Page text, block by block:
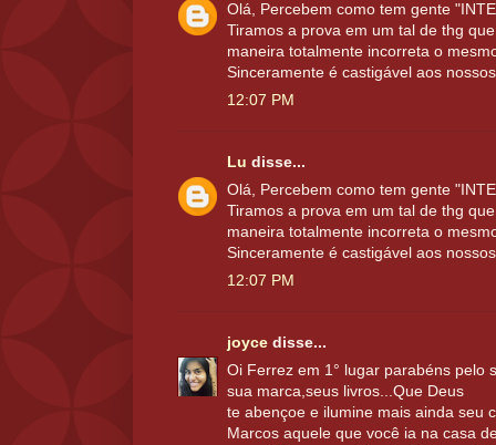
Olá, Percebem como tem gente
Tiramos a prova em um tal de thg
maneira totalmente incorreta o
Sinceramente é castigável aos
12:07 PM
Lu disse...
Olá, Percebem como tem gente
Tiramos a prova em um tal de thg
maneira totalmente incorreta o
Sinceramente é castigável aos
12:07 PM
joyce disse...
Oi Ferrez em 1° lugar parabéns pelo
sua marca,seus livros...Que Deus
te abençoe e ilumine mais ainda seu
Marcos aquele que você ia na casa